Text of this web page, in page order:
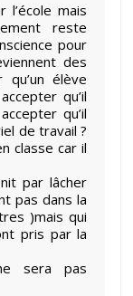
l’école mais
reste
pour
des
qu’un élève
qu’il
qu’il
de travail ?
classe car il
par lâcher
pas dans la
)mais qui
pris par la
sera pas